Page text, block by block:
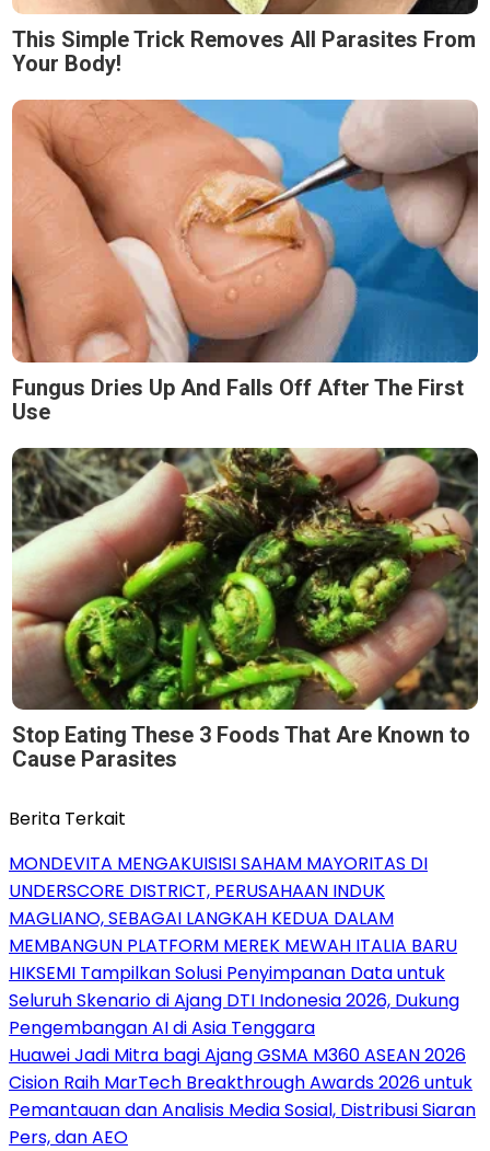
This Simple Trick Removes All Parasites From
Your Body!
Fungus Dries Up And Falls Off After The First
Use
Stop Eating These 3 Foods That Are Known to
Cause Parasites
Berita Terkait
MONDEVITA MENGAKUISISI SAHAM MAYORITAS DI
UNDERSCORE DISTRICT, PERUSAHAAN INDUK
MAGLIANO, SEBAGAI LANGKAH KEDUA DALAM
MEMBANGUN PLATFORM MEREK MEWAH ITALIA BARU
HIKSEMI Tampilkan Solusi Penyimpanan Data untuk
Seluruh Skenario di Ajang DTI Indonesia 2026, Dukung
Pengembangan AI di Asia Tenggara
Huawei Jadi Mitra bagi Ajang GSMA M360 ASEAN 2026
Cision Raih MarTech Breakthrough Awards 2026 untuk
Pemantauan dan Analisis Media Sosial, Distribusi Siaran
Pers, dan AEO